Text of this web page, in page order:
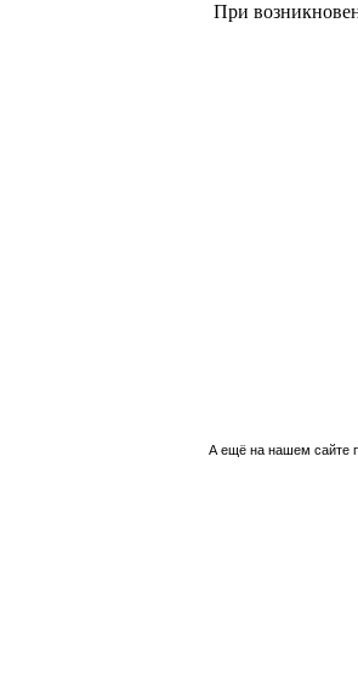
При
А ещё на нашем сайте